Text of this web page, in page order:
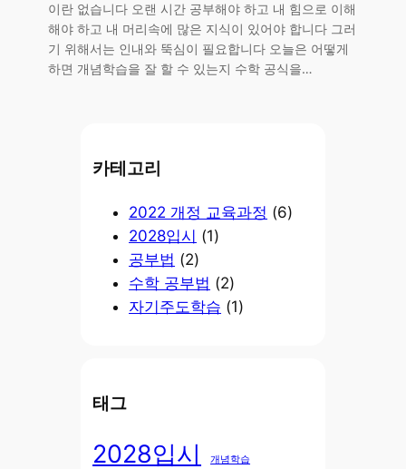
이란 없습니다 오랜 시간 공부해야 하고 내 힘으로 이해
해야 하고 내 머리속에 많은 지식이 있어야 합니다 그러
기 위해서는 인내와 뚝심이 필요합니다 오늘은 어떻게
하면 개념학습을 잘 할 수 있는지 수학 공식을…
카테고리
2022 개정 교육과정 (6)
2028입시 (1)
공부법 (2)
수학 공부법 (2)
자기주도학습 (1)
태그
2028입시 개념학습